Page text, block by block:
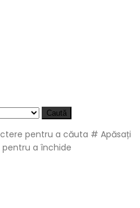
Caută
pentru a căuta # Apăsați
pentru a închide